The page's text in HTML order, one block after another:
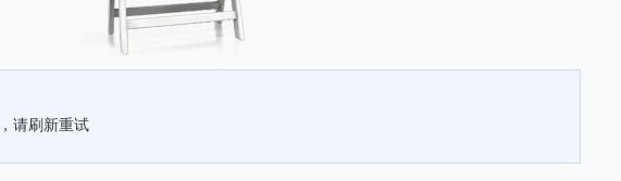
请刷新重试